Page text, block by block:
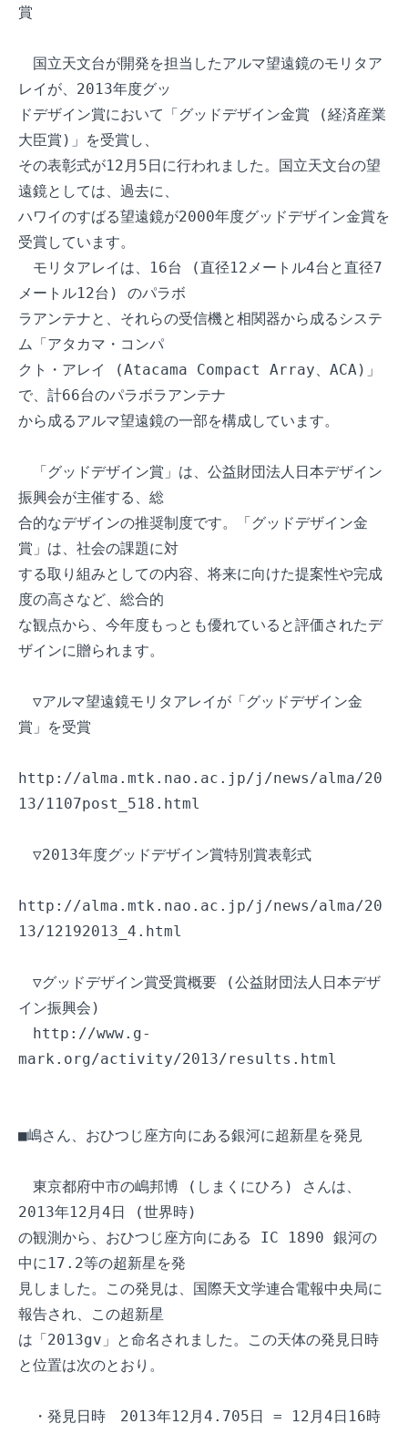
賞
国立天文台が開発を担当したアルマ望遠鏡のモリタア
レイが、2013年度グッ
ドデザイン賞において「グッドデザイン金賞 (経済産業
大臣賞)」を受賞し、
その表彰式が12月5日に行われました。国立天文台の望
遠鏡としては、過去に、
ハワイのすばる望遠鏡が2000年度グッドデザイン金賞を
受賞しています。
モリタアレイは、16台 (直径12メートル4台と直径7
メートル12台) のパラボ
ラアンテナと、それらの受信機と相関器から成るシステ
ム「アタカマ・コンパ
クト・アレイ (Atacama Compact Array、ACA)」
で、計66台のパラボラアンテナ
から成るアルマ望遠鏡の一部を構成しています。
「グッドデザイン賞」は、公益財団法人日本デザイン
振興会が主催する、総
合的なデザインの推奨制度です。「グッドデザイン金
賞」は、社会の課題に対
する取り組みとしての内容、将来に向けた提案性や完成
度の高さなど、総合的
な観点から、今年度もっとも優れていると評価されたデ
ザインに贈られます。
▽アルマ望遠鏡モリタアレイが「グッドデザイン金
賞」を受賞
http://alma.mtk.nao.ac.jp/j/news/alma/20
13/1107post_518.html
▽2013年度グッドデザイン賞特別賞表彰式
http://alma.mtk.nao.ac.jp/j/news/alma/20
13/12192013_4.html
▽グッドデザイン賞受賞概要 (公益財団法人日本デザ
イン振興会)
http://www.g-
mark.org/activity/2013/results.html
■嶋さん、おひつじ座方向にある銀河に超新星を発見
東京都府中市の嶋邦博 (しまくにひろ) さんは、
2013年12月4日 (世界時)
の観測から、おひつじ座方向にある IC 1890 銀河の
中に17.2等の超新星を発
見しました。この発見は、国際天文学連合電報中央局に
報告され、この超新星
は「2013gv」と命名されました。この天体の発見日時
と位置は次のとおり。
・発見日時　2013年12月4.705日 = 12月4日16時